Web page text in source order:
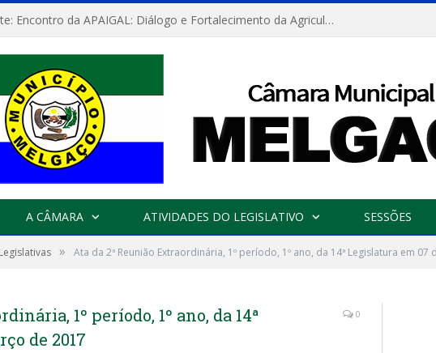
Convite: Encontro da APAIGAL: Diálogo e Fortalecimento da Agricultura Familiar
A CÂMARA ATIVIDADES DO LEGISLATIVO SESSÕES
» Ata da 2ª Reunião Extraordinária, 1º período, 1º ano, da 14ª Legislatura em 07
1º período, 1º ano, da 14ª
de 2017
0